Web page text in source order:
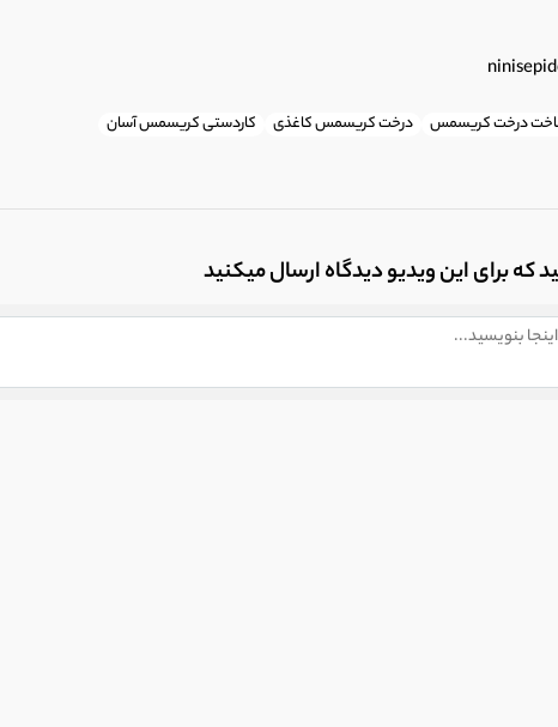
درخت کریسمس درخت کریسمس کاغذی کاردستی کریسمس آسان
که برای این ویدیو دیدگاه ارسال میکنید